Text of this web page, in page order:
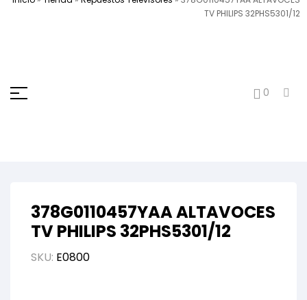
TV PHILIPS 32PHS5301/12
0
378G0110457YAA ALTAVOCES
TV PHILIPS 32PHS5301/12
SKU: E0800